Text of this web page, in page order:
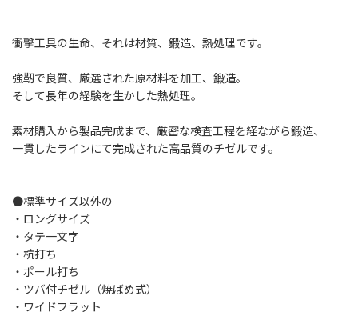
衝撃工具の生命、それは材質、鍛造、熱処理です。
強靭で良質、厳選された原材料を加工、鍛造。
そして長年の経験を生かした熱処理。
素材購入から製品完成まで、厳密な検査工程を経ながら鍛造、
一貫したラインにて完成された高品質のチゼルです。
●標準サイズ以外の
・ロングサイズ
・タテ一文字
・杭打ち
・ポール打ち
・ツバ付チゼル（焼ばめ式）
・ワイドフラット